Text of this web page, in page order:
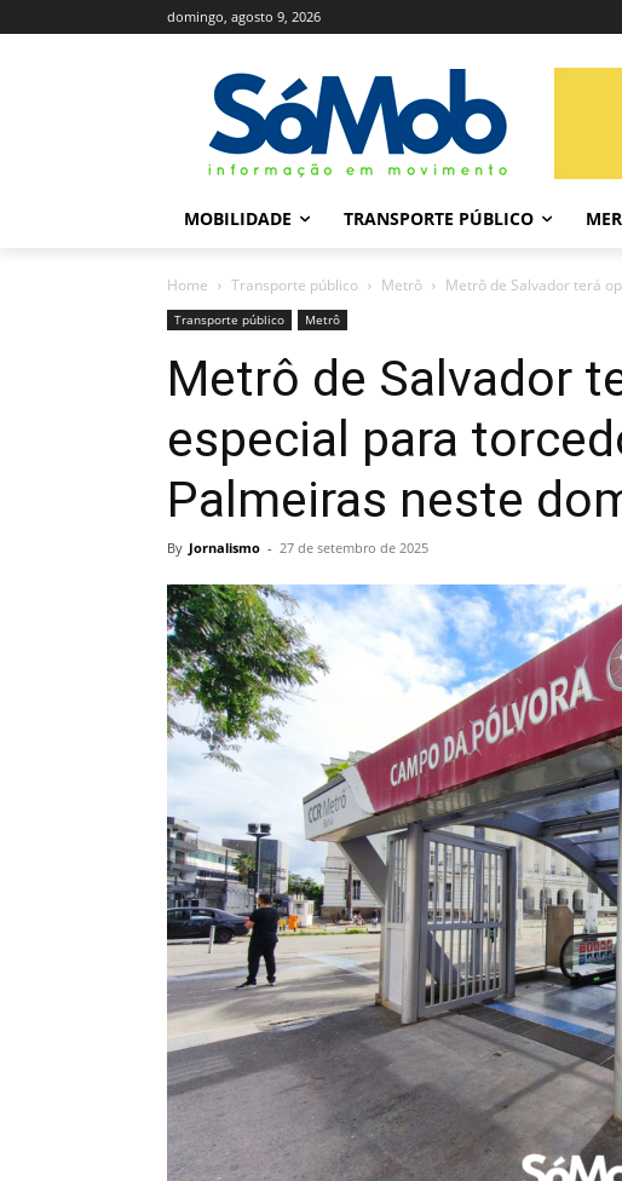
domingo, agosto 9, 2026
MOBILIDADE TRANSPORTE PÚBLICO
Home Transporte público Metrô Metrô de Salvador terá
Transporte público Metrô
Metrô de Salvador
especial para
Palmeiras neste
By Jornalismo - 27 de setembro de 2025